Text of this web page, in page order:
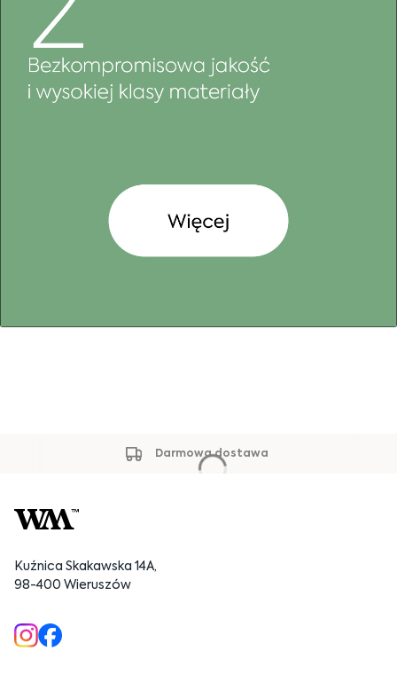
Darmowa dostawa
Kuźnica Skakawska 14A,
98-400 Wieruszów